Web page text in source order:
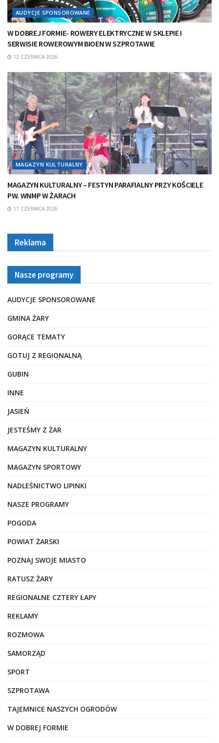
AUDYCJE SPONSOROWANE
W DOBREJ FORMIE- ROWERY ELEKTRYCZNE W SKLEPIE I
SERWISIE ROWEROWYM BIOEN W SZPROTAWIE
12 CZERWCA 2026
MAGAZYN KULTURALNY
MAGAZYN KULTURALNY – FESTYN PARAFIALNY PRZY KOŚCIELE
PW. WNMP W ŻARACH
11 CZERWCA 2026
Reklama
Nasze programy
AUDYCJE SPONSOROWANE
GMINA ŻARY
GORĄCE TEMATY
GOTUJ Z REGIONALNĄ
GUBIN
INNE
JASIEŃ
JESTEŚMY Z ŻAR
MAGAZYN KULTURALNY
MAGAZYN SPORTOWY
NADLEŚNICTWO LIPINKI
NASZE PROGRAMY
POGODA
POWIAT ŻARSKI
POZNAJ SWOJE MIASTO
RATUSZ ŻARY
REGIONALNE CZTERY ŁAPY
REKLAMY
ROZMOWA
SAMORZĄD
SPORT
SZPROTAWA
TAJEMNICE NASZYCH OGRODÓW
W DOBREJ FORMIE